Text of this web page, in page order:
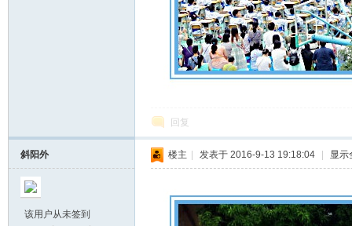
回复
斜阳外
该用户从未签到
楼主 发表于 2016-9-13 19:18:04 显示